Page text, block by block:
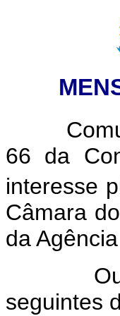
66 da
interesse
Câmara
da
Ouvido,
seguintes